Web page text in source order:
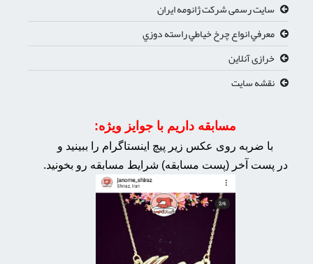
سایت رسمی شرکت ژانومه ایران
معرفي انواع چرخ خياطي راسته دوزي
خرازی آنلاین
نقشه سایت
مسابقه داریم با جوایز ویژه:
با ضربه روی عکس زیر پیچ اینستاگرام را ببینید و
در پست آخر (پست مسابقه) شرایط مسابقه رو بخونید.